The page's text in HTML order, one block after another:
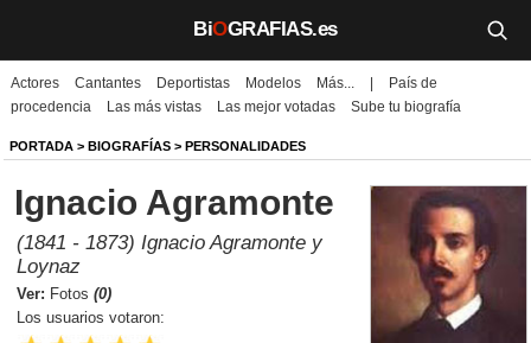
BiOGRAFIAS.es
Biografías
Películas
TV
Música
Un día como hoy
Actores Cantantes Deportistas Modelos Más...
País de
procedencia
Las más vistas Las mejor votadas Sube tu biografía
PORTADA > BIOGRAFÍAS > PERSONALIDADES
Ignacio Agramonte
(1841 - 1873) Ignacio Agramonte y
Loynaz
Ver: Fotos (0)
Los usuarios votaron: